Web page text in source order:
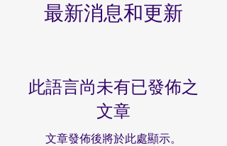
最新消息和更新
此語言尚未有已發佈之
文章
文章發佈後將於此處顯示。